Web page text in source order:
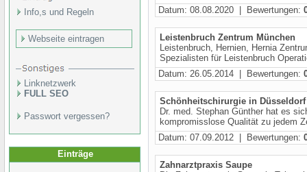
Info,s und Regeln
Webseite eintragen
Linknetzwerk
FULL SEO
Passwort vergessen?
Einträge
Datum: 08.08.2020 | Bewertungen:
Leistenbruch Zentrum München
Leistenbruch, Hernien, Hernia
Spezialisten für Leistenbruch
Datum: 26.05.2014 | Bewertungen:
Schönheitschirurgie in Düsseldorf
Dr. med. Stephan Günther hat es
kompromisslose Qualität zu jedem
Datum: 07.09.2012 | Bewertungen:
Zahnarztpraxis Saupe